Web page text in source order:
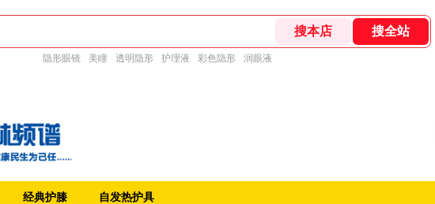
隐形眼镜 美瞳 透明隐形 护理液 彩色隐形 润眼液
经典护膝 自发热护具